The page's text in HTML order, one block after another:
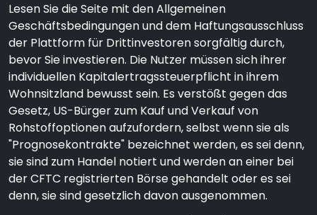
Lesen Sie die Seite mit den Allgemeinen
Geschäftsbedingungen und dem Haftungsausschluss
der Plattform für Drittinvestoren sorgfältig durch,
bevor Sie investieren. Die Nutzer müssen sich ihrer
individuellen Kapitalertragssteuerpflicht in ihrem
Wohnsitzland bewusst sein. Es verstößt gegen das
Gesetz, US-Bürger zum Kauf und Verkauf von
Rohstoffoptionen aufzufordern, selbst wenn sie als
"Prognosekontrakte" bezeichnet werden, es sei denn,
sie sind zum Handel notiert und werden an einer bei
der CFTC registrierten Börse gehandelt oder es sei
denn, sie sind gesetzlich davon ausgenommen.